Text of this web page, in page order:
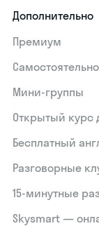
Дополнительно
Премиум
Самостоятельно
Мини-группы
Открытый курс
Бесплатный
Разговорные
15‑минутные
Skysmart —